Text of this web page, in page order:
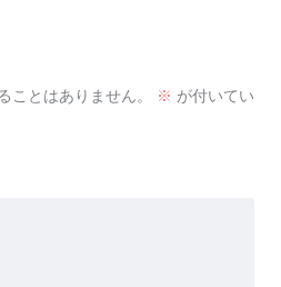
ことはありません。 ※ が付いてい